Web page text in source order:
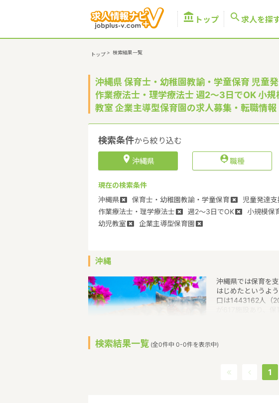
 トップ  求人を探
トップ > 検索結果一覧
沖縄県 保育士・幼稚園教諭・学童保育 児童
作業療法士・理学療法士 週2～3日でOK 小
教室 企業主導型保育園の求人募集・転職情報
検索条件から絞り込む
 沖縄県 職種
現在の検索条件
沖縄県
保育士・幼稚園教諭・学童保育 児童発達
作業療法士・理学療法士
週2～3日でOK 小規模保
幼児教室
企業主導型保育園
沖縄
沖縄県では保育を
はじめたというよ
口は1443162人（
東西に約1000キロ
うな特徴があるエリ
検索結果一覧 (全0件中 0-0件を表示中)
1